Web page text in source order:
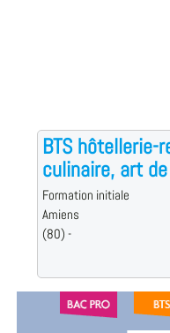
BTS
culinaire, art
Formation initiale
Amiens
(80) -